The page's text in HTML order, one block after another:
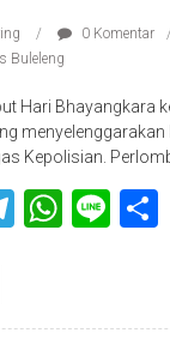
0 Komentar
Buleleng
Hari Bhayangkara
Kepolisian.
Telegram
Line